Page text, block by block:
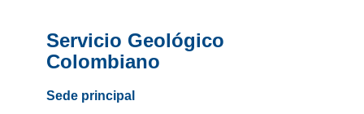
Servicio Geológico
Colombiano
Sede principal